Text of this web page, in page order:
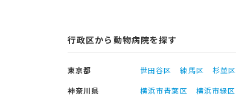
行政区から動物病院を探す
東京都 世田谷区 練馬区 杉並区
神奈川県
横浜市青葉区 横浜市緑区